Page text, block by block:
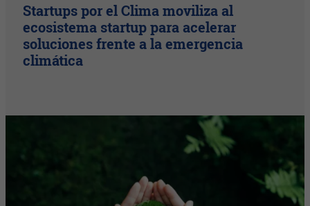
Startups por el Clima moviliza al
ecosistema startup para acelerar
soluciones frente a la emergencia
climática